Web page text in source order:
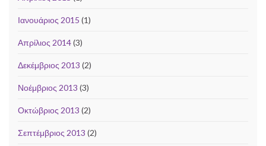
Ιανουάριος 2015 (1)
Απρίλιος 2014(3)
Δεκέμβριος 2013 (2)
Νοέμβριος 2013 (3)
Οκτώβριος 2013 (2)
Σεπτέμβριος 2013 (2)